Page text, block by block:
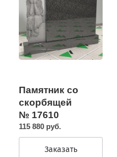
Памятник со
скорбящей
№ 17610
115 880 руб.
Заказать